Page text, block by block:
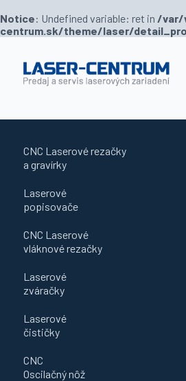
Notice: Undefined variable: ret in /var/
centrum.sk/theme/laser/
Predajňa
Novinky
O
Služby
Kontakt
CNC Laserové rezačky
a gravírky
Laserové
popisovače
CNC Laserové
vláknové rezačky
Laserové
zváračky
Laserové
čističky
CNC
Oscilačný nôž